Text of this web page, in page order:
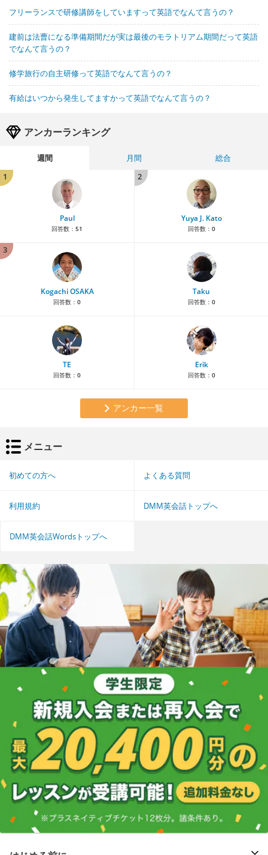
フリーランスで研修講師をしていますって英語でなんて言うの？
建前は法曹になる準備期間だが実は最後のモラトリアム期間だって英語
でなんて言うの？
修学旅行の自主研修って英語でなんて言うの？
有給はいつから発生してますかって英語でなんて言うの？
アンカーランキング
週間 月間
総合
1
Paul
回答数： 51
2
Yuya J. Kato
回答数： 0
3
Kogachi OSAKA
回答数： 0
Taku
回答数： 0
TE
回答数： 0
Erik
回答数： 0
アンカー一覧
メニュー
初めての方へ よくある質問
利用規約 DMM英会話トップへ
DMM英会話Wordsトップへ